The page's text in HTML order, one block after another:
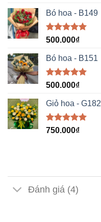
5 sao
Bó hoa - B149
Được xếp
5 sao
500.000₫
Bó hoa - B151
Được xếp
5 sao
500.000₫
Giỏ hoa - G182
Được xếp
750.000₫
Đánh giá (4)